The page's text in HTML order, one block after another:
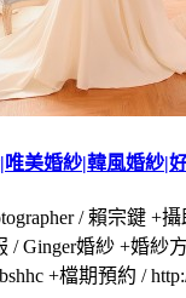
美婚紗|韓風婚紗|
/ 賴宗鍵 +
/ Ginger婚紗 +婚紗
+檔期預約 /